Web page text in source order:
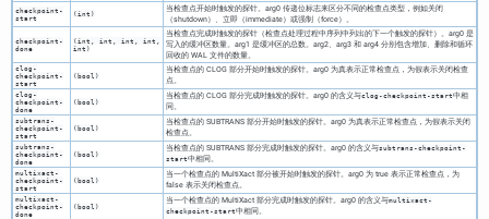
checkpoint-
start
(int)
当检查点开始时触发的探针。arg0 传递位标志来区分不同的检查点类型，例如关闭
（shutdown）、立即（immediate）或强制（force）。
checkpoint-
done
(int, int, int, int,
int)
当检查点完成时触发的探针（检查点处理过程中序列中列出的下一个触发的探针）。arg0 是
写入的缓冲区数量。arg1 是缓冲区的总数。arg2、arg3 和 arg4 分别包含增加、删除和循环
回收的 WAL 文件的数量。
clog-
checkpoint-
start
(bool)
当检查点的 CLOG 部分开始时触发的探针。arg0 为真表示正常检查点，为假表示关闭检查
点。
clog-
checkpoint-
done
(bool)
当检查点的 CLOG 部分完成时触发的探针。arg0 的含义与clog-checkpoint-start中相
同。
subtrans-
checkpoint-
start
(bool)
当检查点的 SUBTRANS 部分开始时触发的探针。arg0 为真表示正常检查点，为假表示关闭
检查点。
subtrans-
checkpoint-
done
(bool)
当检查点的 SUBTRANS 部分完成时触发的探针。arg0 的含义与subtrans-checkpoint-
start中相同。
multixact-
checkpoint-
start
(bool)
当一个检查点的 MultiXact 部分被开始时触发的探针。arg0 为 true 表示正常检查点，为
false 表示关闭检查点。
multixact-
checkpoint-
done
(bool)
当一个检查点的 MultiXact 部分完成时触发的探针。arg0 的含义与multixact-
checkpoint-start中相同。